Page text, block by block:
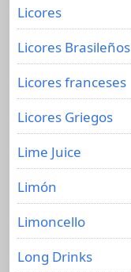
Licores
Licores Brasileños
Licores franceses
Licores Griegos
Lime Juice
Limón
Limoncello
Long Drinks